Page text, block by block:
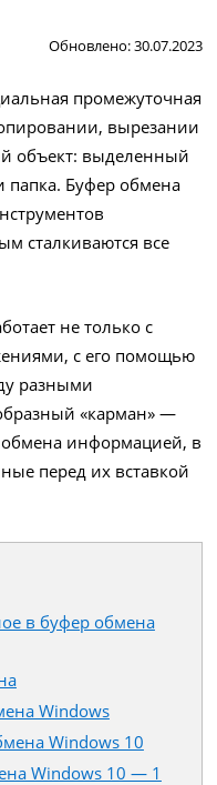
Обновлено: 30.07.2023
промежуточная
вырезании
объект: выделенный
папка. Буфер обмена
сталкиваются все
не только с
с его помощью
разными
«карман» —
информацией, в
перед их вставкой
в буфер обмена
Windows
Windows 10
Windows 10 — 1